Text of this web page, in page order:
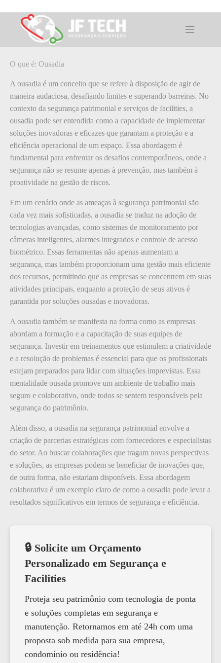
para
conteúdoO que é: Ousadia
O que é: Ousadia
A ousadia é um conceito que se refere à disposição de agir de
maneira audaciosa, desafiando limites e superando barreiras. No
contexto da segurança patrimonial e serviços de facilities, a
ousadia pode ser entendida como a capacidade de implementar
soluções inovadoras e eficazes que garantam a proteção e a
eficiência operacional de um espaço. Essa abordagem é
fundamental para enfrentar os desafios contemporâneos, onde a
segurança não se resume apenas à prevenção, mas também à
proatividade na gestão de riscos.
Em um cenário onde as ameaças à segurança patrimonial são
cada vez mais sofisticadas, a ousadia se traduz na adoção de
tecnologias avançadas, como sistemas de monitoramento por
câmeras inteligentes, alarmes integrados e controle de acesso
biométrico. Essas ferramentas não apenas aumentam a
segurança, mas também proporcionam uma gestão mais eficiente
dos recursos, permitindo que as empresas se concentrem em suas
atividades principais, enquanto a proteção de seus ativos é
garantida por soluções ousadas e inovadoras.
A ousadia também se manifesta na forma como as empresas
abordam a formação e a capacitação de suas equipes de
segurança. Investir em treinamentos que estimulem a criatividade
e a resolução de problemas é essencial para que os profissionais
estejam preparados para lidar com situações imprevistas. Essa
mentalidade ousada promove um ambiente de trabalho mais
seguro e colaborativo, onde todos se sentem responsáveis pela
segurança do patrimônio.
Além disso, a ousadia na segurança patrimonial envolve a
criação de parcerias estratégicas com fornecedores e especialistas
do setor. Ao buscar colaborações que tragam novas perspectivas
e soluções, as empresas podem se beneficiar de inovações que,
de outra forma, não estariam disponíveis. Essa abordagem
colaborativa é um exemplo claro de como a ousadia pode levar a
resultados significativos em termos de segurança e eficiência.
🔒 Solicite um Orçamento
Personalizado em Segurança e
Facilities
Proteja seu patrimônio com tecnologia de ponta
e soluções completas em segurança e
manutenção. Retornamos em até 24h com uma
proposta sob medida para sua empresa,
condomínio ou residência!